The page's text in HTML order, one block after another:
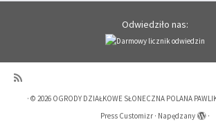
Odwiedziło nas:
· © 2026 OGRODY DZIAŁKOWE SŁONECZNA POLANA
Press Customizr · Napędzany ·